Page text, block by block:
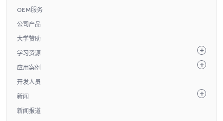
OEM服务
公司产品
大学赞助
学习资源
应用案例
开发人员
新闻
新闻报道